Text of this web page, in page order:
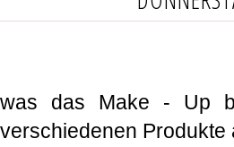
was das Make - Up
verschiedenen Produkte